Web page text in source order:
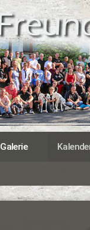
Galerie